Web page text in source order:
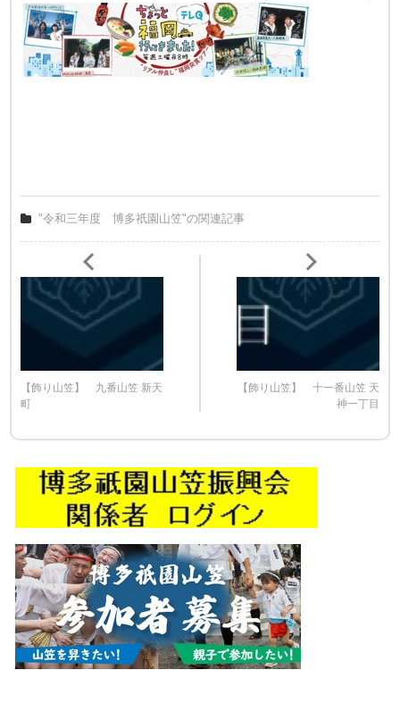
"令和三年度 博多祇園山笠"の関連記事
【飾り山笠】 九番山笠 新天
町
【飾り山笠】 十一番山笠 天
神一丁目